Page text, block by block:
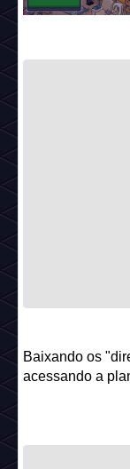
Baixando os
acessando a